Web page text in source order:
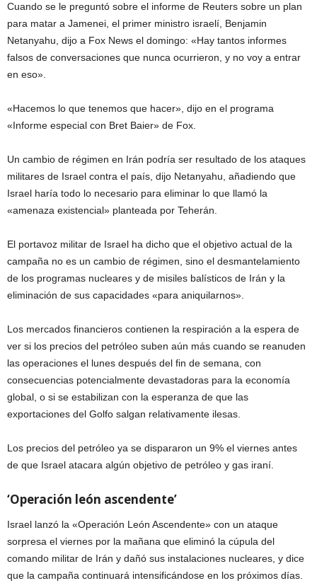
Cuando se le preguntó sobre el informe de Reuters sobre un plan
para matar a Jamenei, el primer ministro israelí, Benjamin
Netanyahu, dijo a Fox News el domingo: «Hay tantos informes
falsos de conversaciones que nunca ocurrieron, y no voy a entrar
en eso».
«Hacemos lo que tenemos que hacer», dijo en el programa
«Informe especial con Bret Baier» de Fox.
Un cambio de régimen en Irán podría ser resultado de los ataques
militares de Israel contra el país, dijo Netanyahu, añadiendo que
Israel haría todo lo necesario para eliminar lo que llamó la
«amenaza existencial» planteada por Teherán.
El portavoz militar de Israel ha dicho que el objetivo actual de la
campaña no es un cambio de régimen, sino el desmantelamiento
de los programas nucleares y de misiles balísticos de Irán y la
eliminación de sus capacidades «para aniquilarnos».
Los mercados financieros contienen la respiración a la espera de
ver si los precios del petróleo suben aún más cuando se reanuden
las operaciones el lunes después del fin de semana, con
consecuencias potencialmente devastadoras para la economía
global, o si se estabilizan con la esperanza de que las
exportaciones del Golfo salgan relativamente ilesas.
Los precios del petróleo ya se dispararon un 9% el viernes antes
de que Israel atacara algún objetivo de petróleo y gas iraní.
‘Operación león ascendente’
Israel lanzó la «Operación León Ascendente» con un ataque
sorpresa el viernes por la mañana que eliminó la cúpula del
comando militar de Irán y dañó sus instalaciones nucleares, y dice
que la campaña continuará intensificándose en los próximos días.